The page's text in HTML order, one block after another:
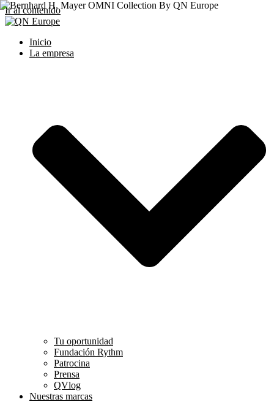
Ir al contenido
Inicio
La empresa
Tu oportunidad
Fundación Rythm
Patrocina
Prensa
QVlog
Nuestras marcas